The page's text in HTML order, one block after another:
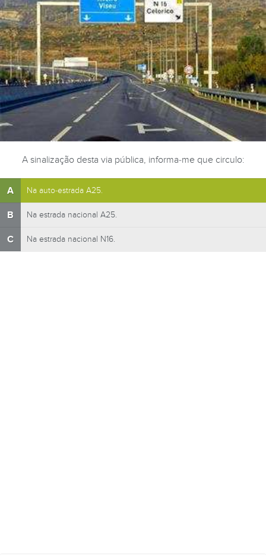
A sinalização desta via pública, informa-me que circulo:
A Na auto-estrada A25.
B Na estrada nacional A25.
C Na estrada nacional N16.